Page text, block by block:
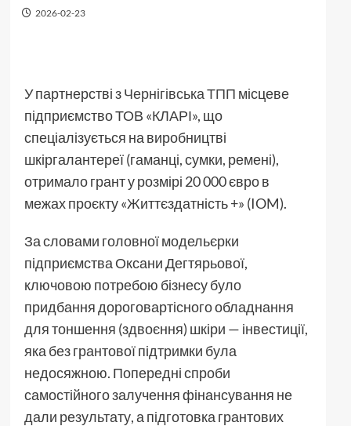
2026-02-23
У партнерстві зЧернігівська ТПП місцеве
підприємство ТОВ «КЛАРІ», що
спеціалізується на виробництві
шкіргалантереї (гаманці, сумки, ремені),
отримало грант у розмірі 20 000 євро в
межах проєкту «Життєздатність +» (IOM).
За словами головної модельєрки
підприємства Оксани Дегтярьової,
ключовою потребою бізнесу було
придбання дороговартісного обладнання
для тоншення (здвоєння) шкіри — інвестиції,
яка без грантової підтримки була
недосяжною. Попередні спроби
самостійного залучення фінансування не
дали результату, а підготовка грантових